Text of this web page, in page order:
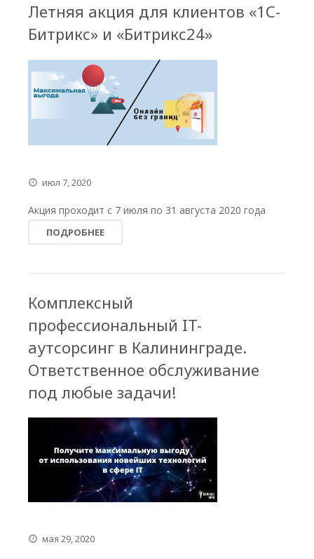
Летняя акция для клиентов «1С-
Битрикс» и «Битрикс24»
июл 7, 2020
Акция проходит с 7 июля по 31 августа 2020 года
ПОДРОБНЕЕ
Комплексный
профессиональный IT-
аутсорсинг в Калининграде.
Ответственное обслуживание
под любые задачи!
мая 29, 2020